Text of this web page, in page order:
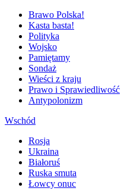
Brawo Polska!
Kasta basta!
Polityka
Wojsko
Pamiętamy
Sondaż
Wieści z kraju
Prawo i Sprawiedliwość
Antypolonizm
Wschód
Rosja
Ukraina
Białoruś
Ruska smuta
Łowcy onuc